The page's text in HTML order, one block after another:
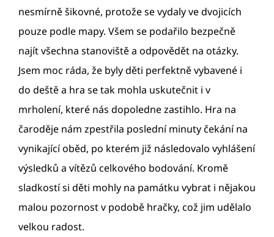
nesmírně šikovné, protože se vydaly ve dvojicích
pouze podle mapy. Všem se podařilo bezpečně
najít všechna stanoviště a odpovědět na otázky.
Jsem moc ráda, že byly děti perfektně vybavené i
do deště a hra se tak mohla uskutečnit i v
mrholení, které nás dopoledne zastihlo. Hra na
čaroděje nám zpestřila poslední minuty čekání na
vynikající oběd, po kterém již následovalo vyhlášení
výsledků a vítězů celkového bodování. Kromě
sladkostí si děti mohly na památku vybrat i nějakou
malou pozornost v podobě hračky, což jim udělalo
velkou radost.